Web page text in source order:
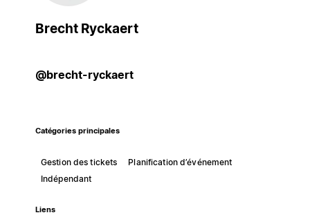
Brecht Ryckaert
@brecht-ryckaert
Catégories principales
Gestion des tickets
Planification d’événement
Indépendant
Liens